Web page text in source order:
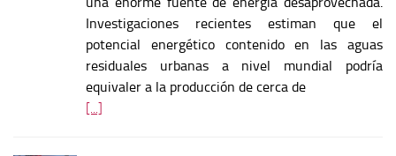
Investigaciones recientes estiman que el
potencial energético contenido en las aguas
residuales urbanas a nivel mundial podría
equivaler a la producción de cerca de
[...]